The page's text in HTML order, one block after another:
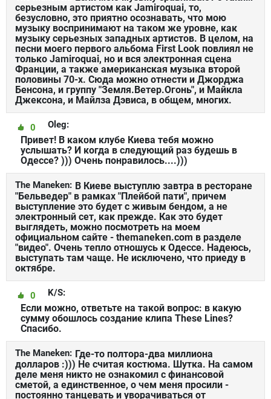
серьезным артистом как Jamiroquai, то,
безусловно, это приятно осознавать, что мою
музыку воспринимают на таком же уровне, как
музыку серьезных западных артистов. В целом, на
песни моего первого альбома First Look повлиял не
только Jamiroquai, но и вся электронная сцена
Франции, а также американская музыка второй
половины 70-х. Сюда можно отнести и Джорджа
Бенсона, и группу "Земля.Ветер.Огонь", и Майкла
Джексона, и Майлза Дэвиса, в общем, многих.
Oleg:
0
Привет! В каком клубе Киева тебя можно
услышать? И когда в следующий раз будешь в
Одессе? ))) Очень понравилось....)))
The Maneken: В Киеве выступлю завтра в ресторане
"Бельведер" в рамках "Плейбой пати", причем
выступление это будет с живым бендом, а не
электронный сет, как прежде. Как это будет
выглядеть, можно посмотреть на моем
официальном сайте - themaneken.com в разделе
"видео". Очень тепло отношусь к Одессе. Надеюсь,
выступать там чаще. Не исключено, что приеду в
октябре.
K/S:
0
Если можно, ответьте на такой вопрос: в какую
сумму обошлось создание клипа These Lines?
Спасибо.
The Maneken: Где-то полтора-два миллиона
долларов :))) Не считая костюма. Шутка. На самом
деле меня никто не ознакомил с финансовой
сметой, а единственное, о чем меня просили -
постоянно танцевать и уворачиваться от